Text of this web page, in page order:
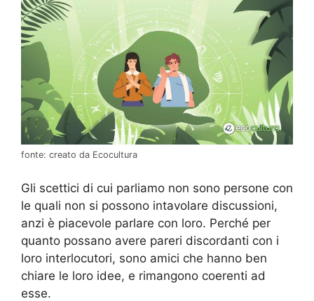
fonte: creato da Ecocultura
Gli scettici di cui parliamo non sono persone con
le quali non si possono intavolare discussioni,
anzi è piacevole parlare con loro. Perché per
quanto possano avere pareri discordanti con i
loro interlocutori, sono amici che hanno ben
chiare le loro idee, e rimangono coerenti ad
esse.